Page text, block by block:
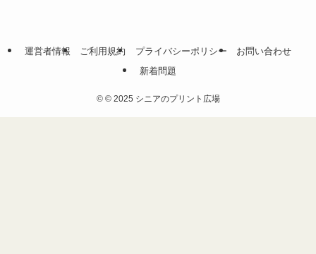
運営者情報 ご利用規約 プライバシーポリシー
お問い合わせ
新着問題
©© 2025 シニアのプリント広場